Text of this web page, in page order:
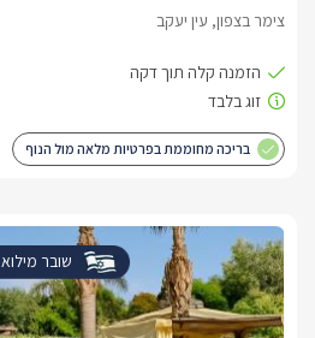
צימר בצפון, עין יעקב
בריכה מחוממת בפרטיות מלאה מול הנוף
שובר